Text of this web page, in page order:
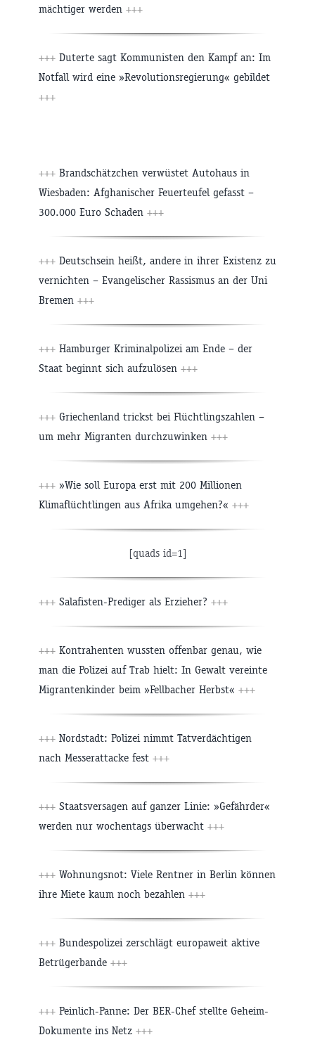
mächtiger werden +++
+++ Duterte sagt Kommunisten den Kampf an: Im
Notfall wird eine »Revolutionsregierung« gebildet
+++
+++ Brandschätzchen verwüstet Autohaus in
Wiesbaden: Afghanischer Feuerteufel gefasst –
300.000 Euro Schaden +++
+++ Deutschsein heißt, andere in ihrer Existenz zu
vernichten – Evangelischer Rassismus an der Uni
Bremen +++
+++ Hamburger Kriminalpolizei am Ende – der
Staat beginnt sich aufzulösen +++
+++ Griechenland trickst bei Flüchtlingszahlen –
um mehr Migranten durchzuwinken +++
+++ »Wie soll Europa erst mit 200 Millionen
Klimaflüchtlingen aus Afrika umgehen?« +++
[quads id=1]
+++ Salafisten-Prediger als Erzieher? +++
+++ Kontrahenten wussten offenbar genau, wie
man die Polizei auf Trab hielt: In Gewalt vereinte
Migrantenkinder beim »Fellbacher Herbst« +++
+++ Nordstadt: Polizei nimmt Tatverdächtigen
nach Messerattacke fest +++
+++ Staatsversagen auf ganzer Linie: »Gefährder«
werden nur wochentags überwacht +++
+++ Wohnungsnot: Viele Rentner in Berlin können
ihre Miete kaum noch bezahlen +++
+++ Bundespolizei zerschlägt europaweit aktive
Betrügerbande +++
+++ ​Peinlich-Panne: ​Der BER-Chef stellte Geheim-
Dokumente ins Netz +++